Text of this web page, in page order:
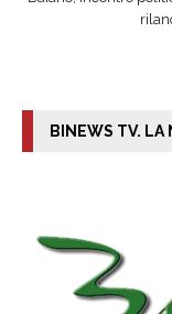
BINEWS TV. LA